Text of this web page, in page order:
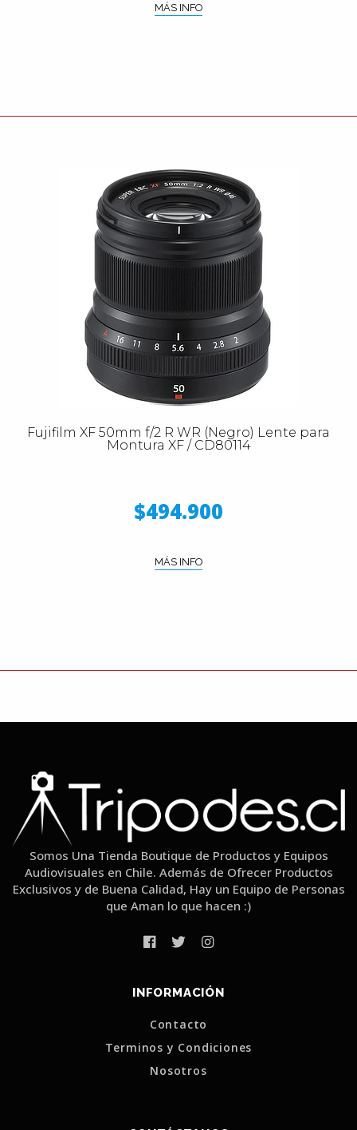
MÁS INFO
Fujifilm XF 50mm f/2 R WR (Negro) Lente para
Montura XF / CD80114
$494.900
MÁS INFO
Somos Una Tienda Boutique de Productos y Equipos
Audiovisuales en Chile. Además de Ofrecer Productos
Exclusivos y de Buena Calidad, Hay un Equipo de Personas
que Aman lo que hacen :)
INFORMACIÓN
Contacto
Terminos y Condiciones
Nosotros